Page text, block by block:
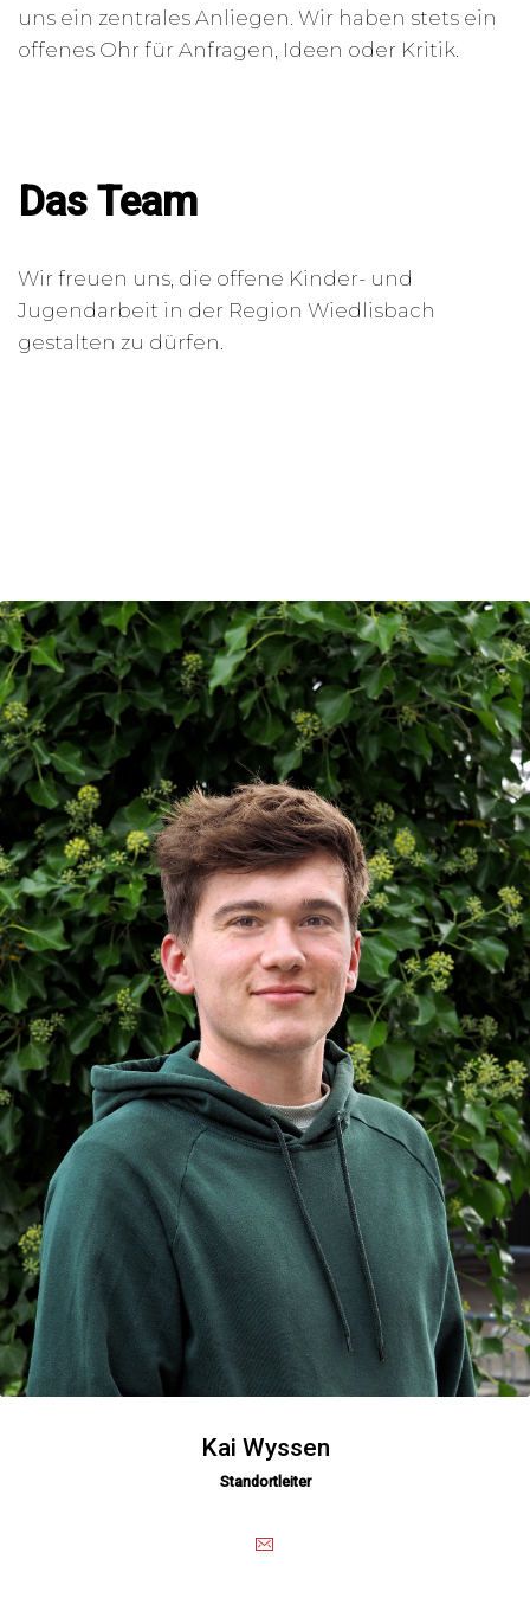
uns ein zentrales Anliegen. Wir haben stets ein
offenes Ohr für Anfragen, Ideen oder Kritik.
Das Team
Wir freuen uns, die offene Kinder- und
Jugendarbeit in der Region Wiedlisbach
gestalten zu dürfen.
Kai Wyssen
Standortleiter